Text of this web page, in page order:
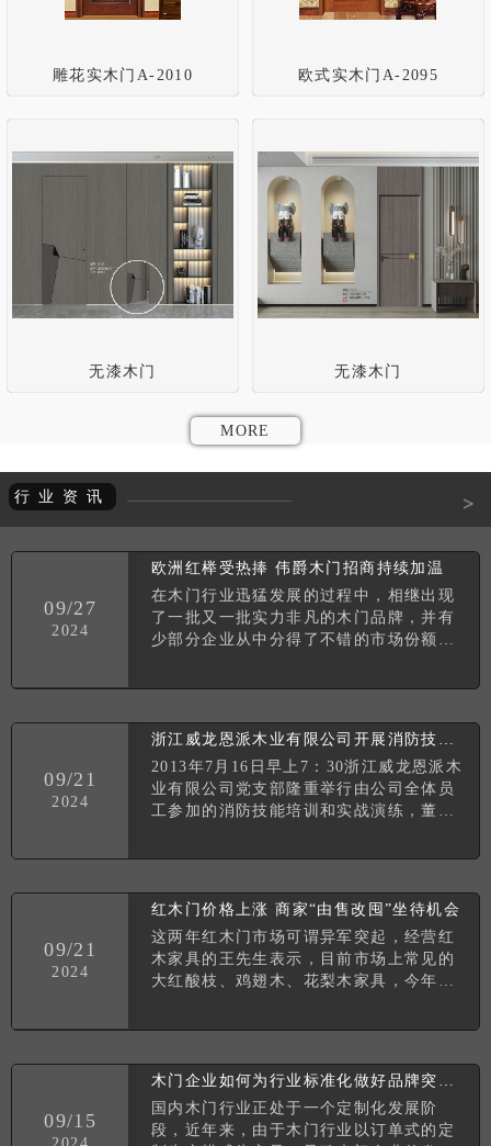
雕花实木门A-2010 欧式实木门A-2095
无漆木门 无漆木门
MORE
行业资讯 >
09/27
2024
欧洲红榉受热捧 伟爵木门招商持续加温
在木门行业迅猛发展的过程中，相继出现
了一批又一批实力非凡的木门品牌，并有
少部分企业从中分得了不错的市场份额。
09/21
2024
2013年7月16日早上7：30浙江威龙恩派木
业有限公司党支部隆重举行由公司全体员
工参加的消防技能培训和实战演练，董事
09/21
2024
红木门价格上涨 商家“由售改囤”坐待机会
这两年红木门市场可谓异军突起，经营红
木家具的王先生表示，目前市场上常见的
大红酸枝、鸡翅木、花梨木家具，今年价
09/15
国内木门行业正处于一个定制化发展阶
段，近年来，由于木门行业以订单式的定